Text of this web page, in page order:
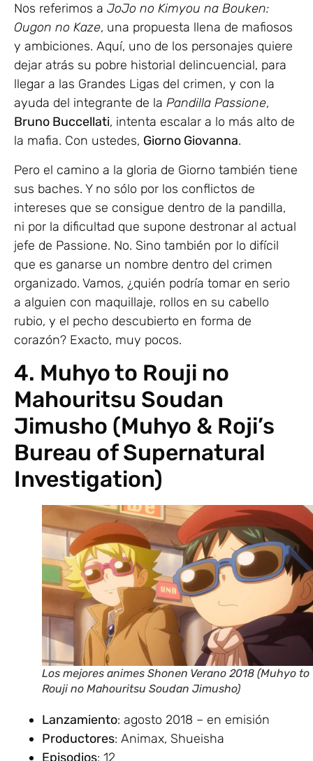
Nos referimos a JoJo no Kimyou na Bouken:
Ougon no Kaze, una propuesta llena de mafiosos
y ambiciones. Aquí, uno de los personajes quiere
dejar atrás su pobre historial delincuencial, para
llegar a las Grandes Ligas del crimen, y con la
ayuda del integrante de la Pandilla Passione,
Bruno Buccellati, intenta escalar a lo más alto de
la mafia. Con ustedes, Giorno Giovanna.
Pero el camino a la gloria de Giorno también tiene
sus baches. Y no sólo por los conflictos de
intereses que se consigue dentro de la pandilla,
ni por la dificultad que supone destronar al actual
jefe de Passione. No. Sino también por lo difícil
que es ganarse un nombre dentro del crimen
organizado. Vamos, ¿quién podría tomar en serio
a alguien con maquillaje, rollos en su cabello
rubio, y el pecho descubierto en forma de
corazón? Exacto, muy pocos.
4. Muhyo to Rouji no
Mahouritsu Soudan
Jimusho (Muhyo & Roji’s
Bureau of Supernatural
Investigation)
Los mejores animes Shonen Verano 2018 (Muhyo to
Rouji no Mahouritsu Soudan Jimusho)
Lanzamiento: agosto 2018 – en emisión
Productores: Animax, Shueisha
Episodios: 12